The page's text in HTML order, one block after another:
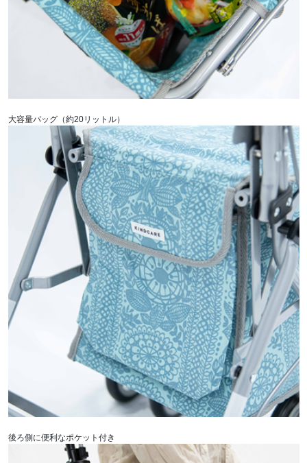
大容量バッグ（約20リットル）
後ろ側に便利なポケット付き